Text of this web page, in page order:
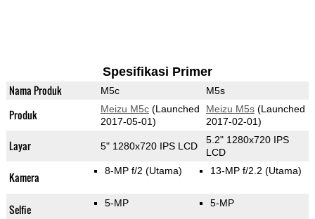
Spesifikasi Primer
Nama Produk M5c M5s
Produk Meizu M5c(Launched
2017-05-01)
Meizu M5s(Launched
2017-02-01)
Layar 5" 1280x720 IPS LCD
5.2" 1280x720 IPS
LCD
Kamera 8-MP f/2 (Utama) 13-MP f/2.2 (Utama)
Selfie 5-MP 5-MP